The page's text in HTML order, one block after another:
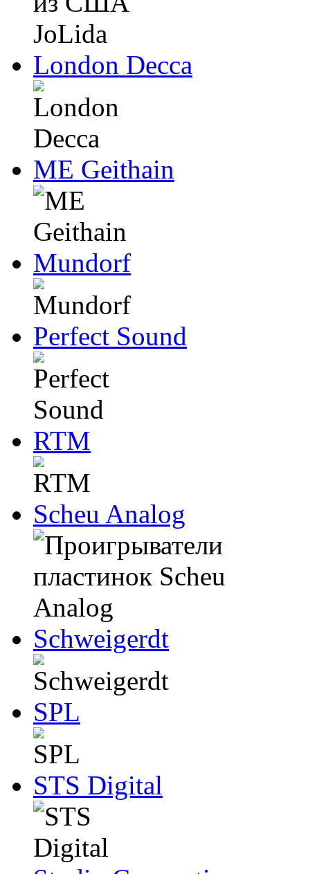
London Decca
ME Geithain
Mundorf
Perfect Sound
RTM
Scheu Analog
Schweigerdt
SPL
STS Digital